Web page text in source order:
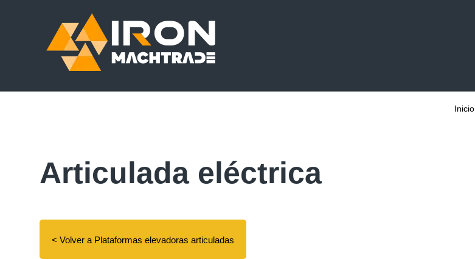
Inicio
Articulada eléctrica
< Volver a Plataformas elevadoras articuladas